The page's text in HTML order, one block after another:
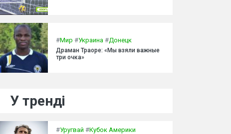
#Мир #Украина #Донецк
Драман Траоре: «Мы взяли важные
три очка»
У тренді
#Уругвай #Кубок Америки